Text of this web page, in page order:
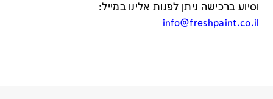
וסיוע ברכישה ניתן לפנות אלינו במייל:
info@freshpaint.co.il